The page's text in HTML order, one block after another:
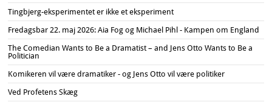
Tingbjerg-eksperimentet er ikke et eksperiment
Fredagsbar 22. maj 2026: Aia Fog og Michael Pihl - Kampen om England
The Comedian Wants to Be a Dramatist – and Jens Otto Wants to Be a
Politician
Komikeren vil være dramatiker - og Jens Otto vil være politiker
Ved Profetens Skæg